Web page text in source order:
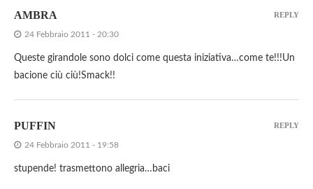
AMBRA
24 Febbraio 2011 - 20:30
Queste girandole sono dolci come questa iniziativa…come te!!!Un
bacione ciù ciù!Smack!!
REPLY
PUFFIN
24 Febbraio 2011 - 19:58
stupende! trasmettono allegria…baci
REPLY